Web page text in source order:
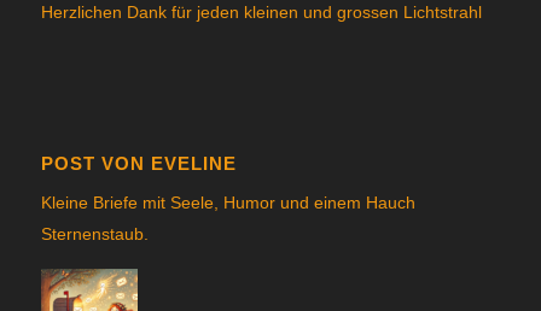
Herzlichen Dank für jeden kleinen und grossen Lichtstrahl
POST VON EVELINE
Kleine Briefe mit Seele, Humor und einem Hauch
Sternenstaub.